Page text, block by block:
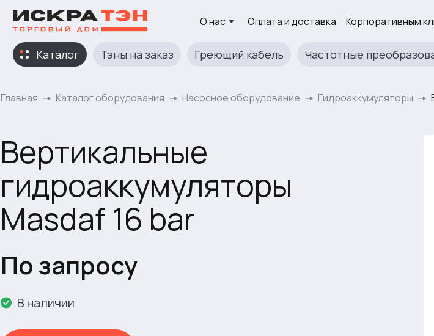
О нас Оплата и доставка Корпоративным
Каталог Тэны на заказ Греющий кабель Частотные
Главная Каталог оборудования Насосное оборудование Гидроаккумуляторы
Вертикальные
гидроаккумуляторы
Masdaf 16 bar
По запросу
В наличии